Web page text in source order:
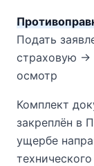
Подать
страховую →
осмотр
Комплект
закреплён в
ущербе